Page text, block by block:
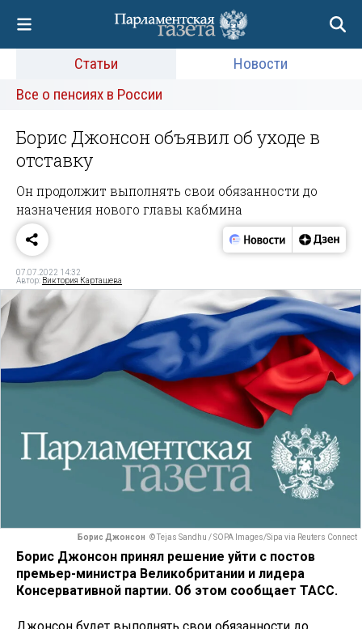
Статьи
Новости
Все о пенсиях в России
Борис Джонсон объявил об уходе в
отставку
Он продолжит выполнять свои обязанности до
назначения нового главы кабмина
07.07.2022 14:32
Автор: Виктория Карташева
Борис Джонсон © Tejas Sandhu / SOPA Images/Sipa via Reuters Connect
Борис Джонсон принял решение уйти с постов
премьер-министра Великобритании и лидера
Консервативной партии. Об этом сообщает ТАСС.